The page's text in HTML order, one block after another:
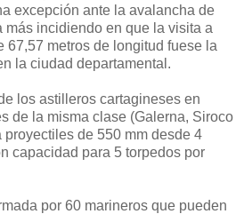
excepción ante la avalancha de
más incidiendo en que la visita a
67,57 metros de longitud fuese la
la ciudad departamental.
los astilleros cartagineses en
de la misma clase (Galerna, Siroco
proyectiles de 550 mm desde 4
capacidad para 5 torpedos por
por 60 marineros que pueden